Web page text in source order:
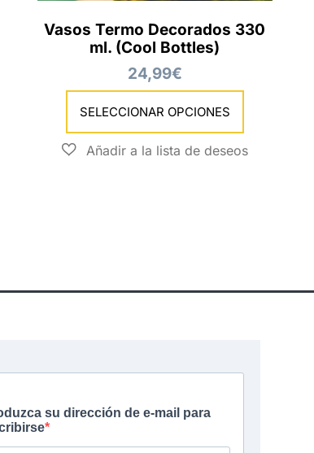
Vasos Termo Decorados 330
ml. (Cool Bottles)
24,99€
SELECCIONAR OPCIONES